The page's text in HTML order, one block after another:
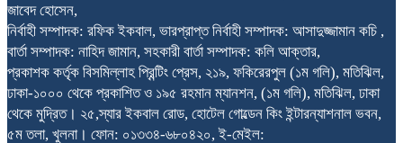
জাবেদ হোসেন,
নির্বাহী সম্পাদক: রফিক ইকবাল, ভারপ্রাপ্ত নির্বাহী সম্পাদক: আসাদুজ্জামান কচি ,
বার্তা সম্পাদক: নাহিদ জামান, সহকারী বার্তা সম্পাদক: কলি আক্তার,
প্রকাশক কর্তৃক বিসমিল্লাহ প্রিন্টিং প্রেস, ২১৯, ফকিরেরপুল (১ম গলি), মতিঝিল,
ঢাকা-১০০০ থেকে প্রকাশিত ও ১৯৫ রহমান ম্যানশন, (১ম গলি), মতিঝিল, ঢাকা
থেকে মুদ্রিত। ২৫,স্যার ইকবাল রোড, হোটেল গোল্ডেন কিং ইন্টারন্যাশনাল ভবন,
৫ম তলা, খুলনা। ফোন: ০১৩৩৪-৬৮০৪২০, ই-মেইল: